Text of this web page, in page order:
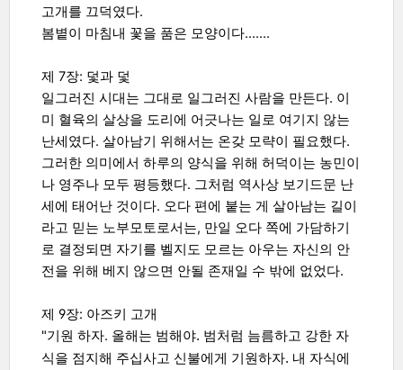
고개를 끄덕였다.
봄볕이 마침내 꽃을 품은 모양이다…….
제 7장: 덫과 덫
일그러진 시대는 그대로 일그러진 사람을 만든다. 이
미 혈육의 살상을 도리에 어긋나는 일로 여기지 않는
난세였다. 살아남기 위해서는 온갖 모략이 필요했다.
그러한 의미에서 하루의 양식을 위해 허덕이는 농민이
나 영주나 모두 평등했다. 그처럼 역사상 보기드문 난
세에 태어난 것이다. 오다 편에 붙는 게 살아남는 길이
라고 믿는 노부모토로서는, 만일 오다 쪽에 가담하기
로 결정되면 자기를 벨지도 모르는 아우는 자신의 안
전을 위해 베지 않으면 안될 존재일 수 밖에 없었다.
제 9장: 아즈키 고개
"기원 하자. 올해는 범해야. 범처럼 늠름하고 강한 자
식을 점지해 주십사고 신불에게 기원하자. 내 자식에